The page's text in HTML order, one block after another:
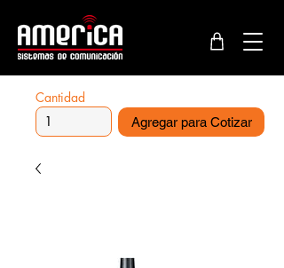
Cantidad
Agregar para Cotizar